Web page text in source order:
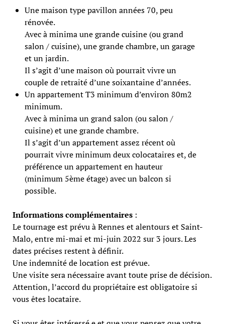
Une maison type pavillon années 70, peu
rénovée.
Avec à minima une grande cuisine (ou grand
salon / cuisine), une grande chambre, un garage
et un jardin.
Il s’agit d’une maison où pourrait vivre un
couple de retraité d’une soixantaine d’années.
Un appartement T3 minimum d’environ 80m2
minimum.
Avec à minima un grand salon (ou salon /
cuisine) et une grande chambre.
Il s’agit d’un appartement assez récent où
pourrait vivre minimum deux colocataires et, de
préférence un appartement en hauteur
(minimum 5ème étage) avec un balcon si
possible.
Informations complémentaires:
Le tournage est prévu à Rennes et alentours et Saint-
Malo, entre mi-mai et mi-juin 2022 sur 3 jours. Les
dates précises restent à définir.
Une indemnité de location est prévue.
Une visite sera nécessaire avant toute prise de décision.
Attention, l’accord du propriétaire est obligatoire si
vous êtes locataire.